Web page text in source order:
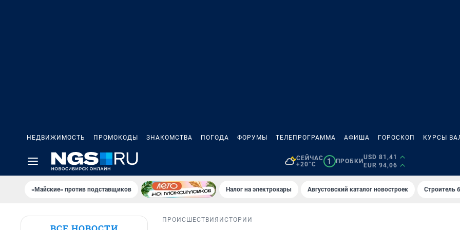
НЕДВИЖИМОСТЬ ПРОМОКОДЫ ЗНАКОМСТВА ПОГОДА ФОРУМЫ ТЕЛЕПРОГРАММА АФИША ГОРОСКОП КУРСЫ
СЕЙЧАС
+20°C
1 ПРОБКИ
USD 81,41
EUR 94,06
«Майские» против подставщиков Налог на электрокары Августовский каталог новостроек Строитель
ПРОИСШЕСТВИЯ ИСТОРИИ